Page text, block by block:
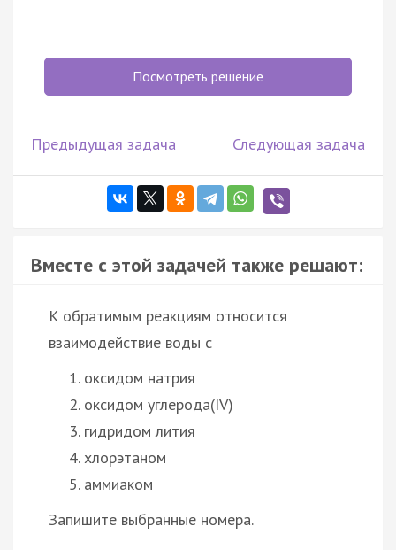
Посмотреть решение
Предыдущая задача Следующая задача
Вместе с этой задачей также решают:
К обратимым реакциям относится
взаимодействие воды с
оксидом натрия
оксидом углерода(IV)
гидридом лития
хлорэтаном
аммиаком
Запишите выбранные номера.